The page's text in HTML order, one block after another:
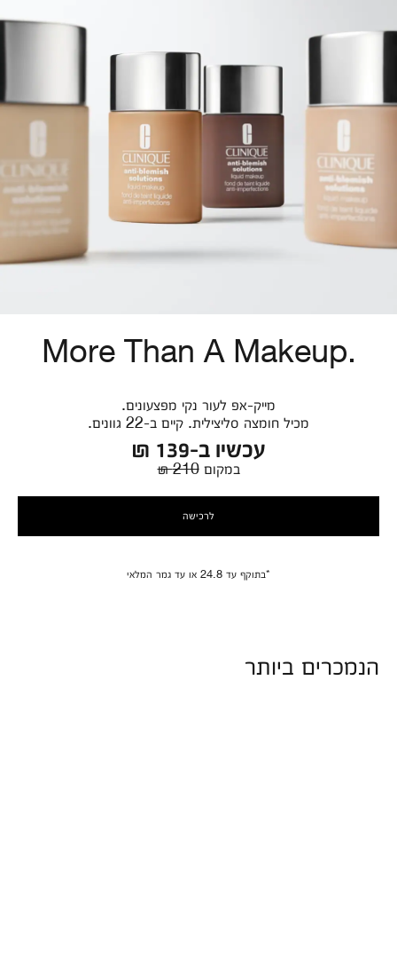
More Than A Makeup.
מייק-אפ לעור נקי מפצעונים.
מכיל חומצה סליצילית. קיים ב-22 גוונים.
עכשיו ב-139 ₪
במקום210 ₪
לרכישה
*בתוקף עד 24.8 או עד גמר המלאי
הנמכרים ביותר